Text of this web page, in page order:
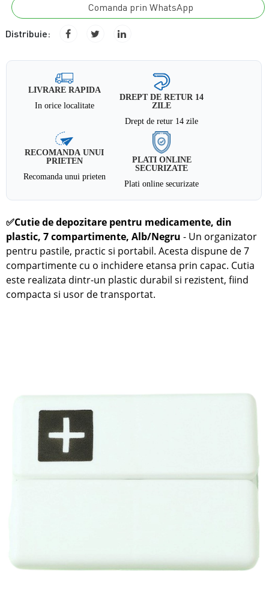
Comanda prin WhatsApp
Distribuie:
LIVRARE RAPIDA
In orice localitate
DREPT DE RETUR 14
ZILE
Drept de retur 14 zile
RECOMANDA UNUI
PRIETEN
Recomanda unui prieten
PLATI ONLINE
SECURIZATE
Plati online securizate
✅Cutie de depozitare pentru medicamente, din
plastic, 7 compartimente, Alb/Negru - Un organizator
pentru pastile, practic si portabil. Acesta dispune de 7
compartimente cu o inchidere etansa prin capac. Cutia
este realizata dintr-un plastic durabil si rezistent, fiind
compacta si usor de transportat.